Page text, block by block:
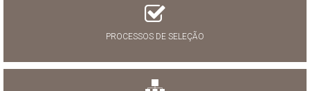
PROCESSOS DE SELEÇÃO